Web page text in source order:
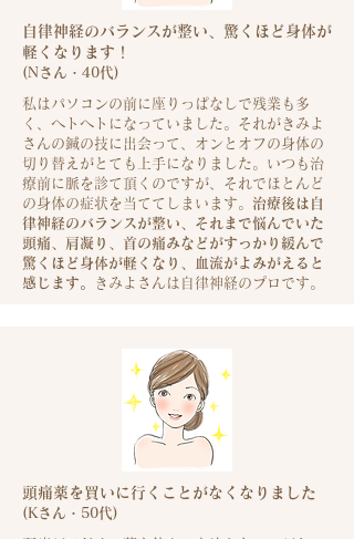
自律神経のバランスが整い、驚くほど身体が
軽くなります！
(Nさん・40代)
私はパソコンの前に座りっぱなしで残業も多
く、ヘトヘトになっていました。それがきみよ
さんの鍼の技に出会って、
オンとオフの身体の
切り替えがとても上手になりました。 いつも治
療前に脈を診て頂くのですが、それでほとんど
の身体の症状を当ててしまいます。 治療後は自
律神経のバランスが整い、それまで悩んでいた
頭痛、肩凝り、首の痛みなどがすっかり緩んで
驚くほど身体が軽くなり、
血流がよみがえると
感じます。
きみよさんは自律神経のプロです。
頭痛薬を買いに行くことがなくなりました
(Kさん・50代)